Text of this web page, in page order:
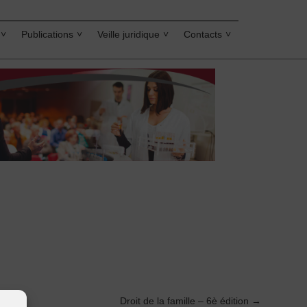
Publications Veille juridique Contacts
Droit de la famille – 6è édition →